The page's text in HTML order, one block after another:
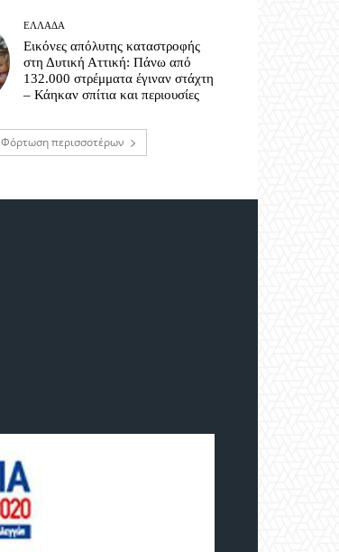
ΕΛΛΆΔΑ
Εικόνες απόλυτης καταστροφής
στη Δυτική Αττική: Πάνω από
132.000 στρέμματα έγιναν στάχτη
– Κάηκαν σπίτια και περιουσίες
Φόρτωση περισσοτέρων